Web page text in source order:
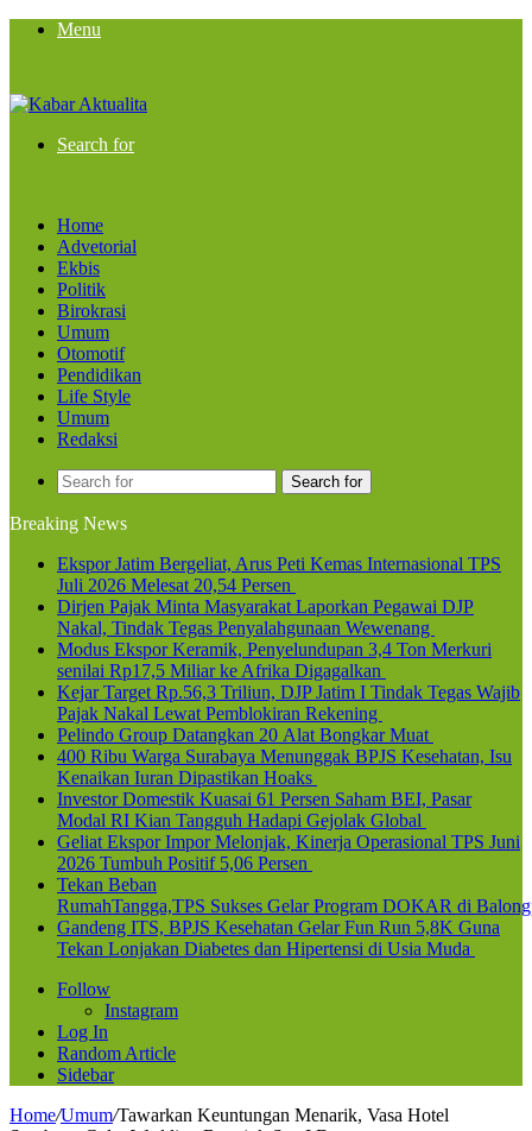
Menu
Search for
Home
Advetorial
Ekbis
Politik
Birokrasi
Umum
Otomotif
Pendidikan
Life Style
Umum
Redaksi
Search for
Breaking News
Ekspor Jatim Bergeliat, Arus Peti Kemas Internasional TPS
Juli 2026 Melesat 20,54 Persen
Dirjen Pajak Minta Masyarakat Laporkan Pegawai DJP
Nakal, Tindak Tegas Penyalahgunaan Wewenang
Modus Ekspor Keramik, Penyelundupan 3,4 Ton Merkuri
senilai Rp17,5 Miliar ke Afrika Digagalkan
Kejar Target Rp.56,3 Triliun, DJP Jatim I Tindak Tegas Wajib
Pajak Nakal Lewat Pemblokiran Rekening
Pelindo Group Datangkan 20 Alat Bongkar Muat
400 Ribu Warga Surabaya Menunggak BPJS Kesehatan, Isu
Kenaikan Iuran Dipastikan Hoaks
Investor Domestik Kuasai 61 Persen Saham BEI, Pasar
Modal RI Kian Tangguh Hadapi Gejolak Global
Geliat Ekspor Impor Melonjak, Kinerja Operasional TPS Juni
2026 Tumbuh Positif 5,06 Persen
Tekan Beban
RumahTangga,TPS Sukses Gelar Program DOKAR di
Gandeng ITS, BPJS Kesehatan Gelar Fun Run 5,8K Guna
Tekan Lonjakan Diabetes dan Hipertensi di Usia Muda
Follow
Instagram
Log In
Random Article
Sidebar
Home/Umum/Tawarkan Keuntungan Menarik, Vasa Hotel